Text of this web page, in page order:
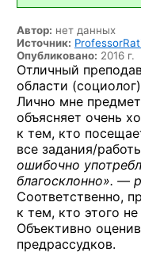
Автор: нет данных
Источник:
Опубликовано: 2016 г.
Отличный
области
Лично мне
объясняет очень
к тем, кто
все задания/
ошибочно
благосклонно». —
Соответственно,
к тем, кто этого не
Объективно
предрассудков.